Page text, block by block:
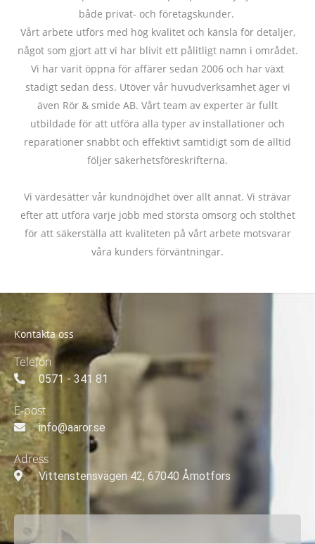
både privat- och företagskunder.
Vårt arbete utförs med hög kvalitet och känsla för detaljer,
något som gjort att vi har blivit ett pålitligt namn i området.
Vi har varit öppna för affärer sedan 2006 och har växt
stadigt sedan dess. Utöver vår huvudverksamhet äger vi
även Rör & smide AB. Vårt team av experter är fullt
utbildade för att utföra alla typer av installationer och
reparationer snabbt och effektivt samtidigt som de alltid
följer säkerhetsföreskrifterna.
Vi värdesätter vår kundnöjdhet över allt annat. Vi strävar
efter att utföra varje jobb med största omsorg och stolthet
för att säkerställa att kvaliteten på vårt arbete motsvarar
våra kunders förväntningar.
Kontakta oss
Telefon
0571 - 341 81
E-post
info@aaror.se
Adress
Vittenstensvägen 42, 67040 Åmotfors